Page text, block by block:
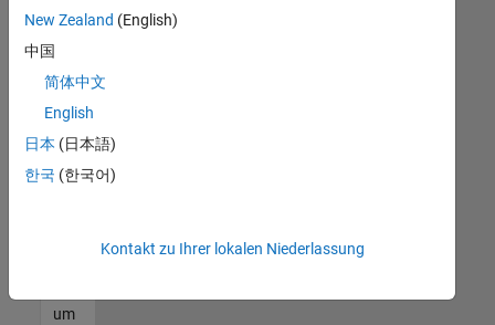
Stellen
können,
die
Ihren
entsprechen,
werden
unseres
um
New Zealand (English)
中国
简体中文
English
日本 (日本語)
한국 (한국어)
Kontakt zu Ihrer lokalen Niederlassung